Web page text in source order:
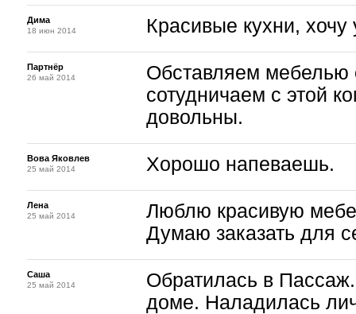
Дима
18 июн 2014 Красивые кухни, хочу
Партнёр
26 май 2014
Обставляем
сотудничаем с этой
довольны.
Вова Яковлев
25 май 2014 Хорошо напеваешь.
Лена
25 май 2014
Люблю красивую
Думаю заказать для
Саша
25 май 2014
Обратилась в
доме. Наладилась